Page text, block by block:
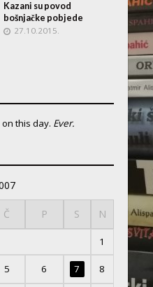
Kazani su povod
bošnjačke pobjede
27.10.2015.
this day. Ever.
Č P S N
1
5 6 7 8